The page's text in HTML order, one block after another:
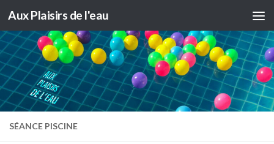
Skip to content
Aux Plaisirs de l'eau
SÉANCE PISCINE